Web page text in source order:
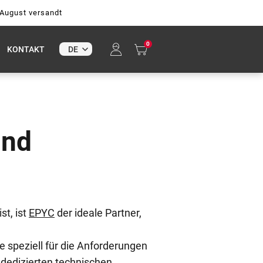
versandt
KONTAKT
0
ist EPYC der ideale Partner,
speziell für die Anforderungen